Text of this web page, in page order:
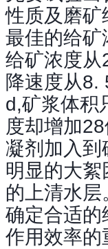
性质及磨矿
最佳的给矿
给矿浓度
降速度从8.
d,矿浆体积
度却增加
凝剂加入
明显的大絮
的上清水
确定合适的
作用效率的